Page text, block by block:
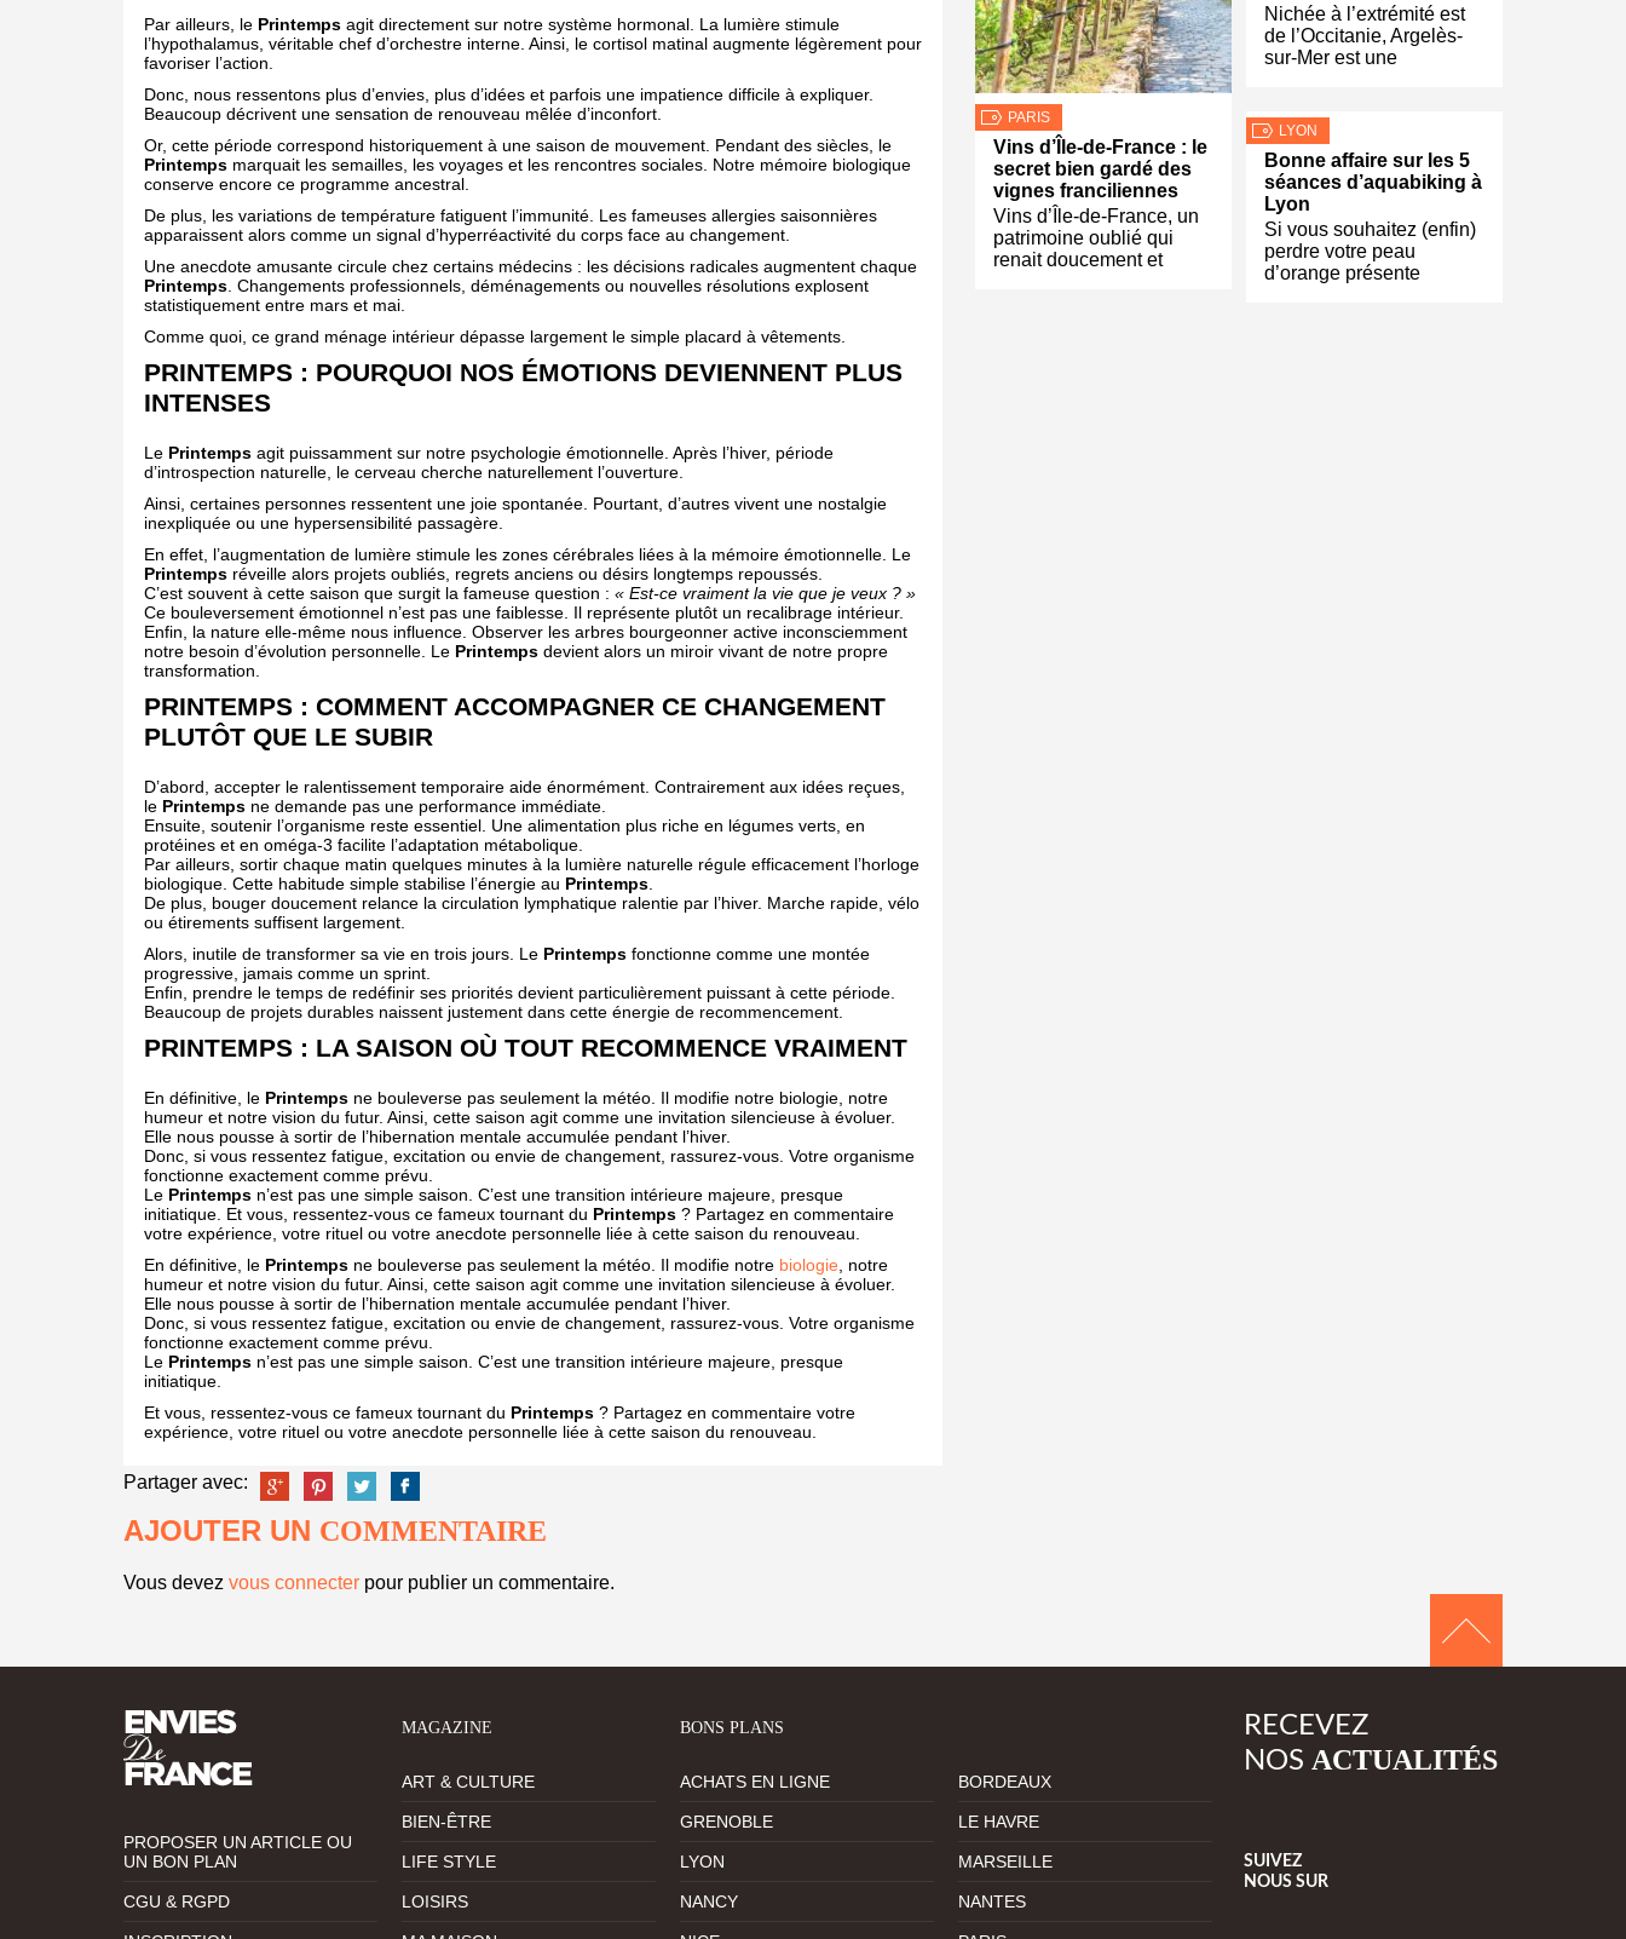
Par ailleurs, le Printemps agit directement sur notre système hormonal. La lumière stimule
l’hypothalamus, véritable chef d’orchestre interne. Ainsi, le cortisol matinal augmente légèrement pour
favoriser l’action.
Donc, nous ressentons plus d’envies, plus d’idées et parfois une impatience difficile à expliquer.
Beaucoup décrivent une sensation de renouveau mêlée d’inconfort.
Or, cette période correspond historiquement à une saison de mouvement. Pendant des siècles, le
Printemps marquait les semailles, les voyages et les rencontres sociales. Notre mémoire biologique
conserve encore ce programme ancestral.
De plus, les variations de température fatiguent l’immunité. Les fameuses allergies saisonnières
apparaissent alors comme un signal d’hyperréactivité du corps face au changement.
Une anecdote amusante circule chez certains médecins : les décisions radicales augmentent chaque
Printemps . Changements professionnels, déménagements ou nouvelles résolutions explosent
statistiquement entre mars et mai.
Comme quoi, ce grand ménage intérieur dépasse largement le simple placard à vêtements.
PRINTEMPS : POURQUOI NOS ÉMOTIONS DEVIENNENT PLUS
INTENSES
Le Printemps agit puissamment sur notre psychologie émotionnelle. Après l’hiver, période
d’introspection naturelle, le cerveau cherche naturellement l’ouverture.
Ainsi, certaines personnes ressentent une joie spontanée. Pourtant, d’autres vivent une nostalgie
inexpliquée ou une hypersensibilité passagère.
En effet, l’augmentation de lumière stimule les zones cérébrales liées à la mémoire émotionnelle. Le
Printemps réveille alors projets oubliés, regrets anciens ou désirs longtemps repoussés.
C’est souvent à cette saison que surgit la fameuse question : « Est-ce vraiment la vie que je veux ? »
Ce bouleversement émotionnel n’est pas une faiblesse. Il représente plutôt un recalibrage intérieur.
Enfin, la nature elle-même nous influence. Observer les arbres bourgeonner active inconsciemment
notre besoin d’évolution personnelle. Le Printemps devient alors un miroir vivant de notre propre
transformation.
PRINTEMPS : COMMENT ACCOMPAGNER CE CHANGEMENT
PLUTÔT QUE LE SUBIR
D’abord, accepter le ralentissement temporaire aide énormément. Contrairement aux idées reçues,
le Printemps ne demande pas une performance immédiate.
Ensuite, soutenir l’organisme reste essentiel. Une alimentation plus riche en légumes verts, en
protéines et en oméga-3 facilite l’adaptation métabolique.
Par ailleurs, sortir chaque matin quelques minutes à la lumière naturelle régule efficacement l’horloge
biologique. Cette habitude simple stabilise l’énergie au Printemps
De plus, bouger doucement relance la circulation lymphatique ralentie par l’hiver. Marche rapide, vélo
ou étirements suffisent largement.
Alors, inutile de transformer sa vie en trois jours. Le Printemps fonctionne comme une montée
progressive, jamais comme un sprint.
Enfin, prendre le temps de redéfinir ses priorités devient particulièrement puissant à cette période.
Beaucoup de projets durables naissent justement dans cette énergie de recommencement.
PRINTEMPS : LA SAISON OÙ TOUT RECOMMENCE VRAIMENT
En définitive, le Printemps ne bouleverse pas seulement la météo. Il modifie notre biologie, notre
humeur et notre vision du futur. Ainsi, cette saison agit comme une invitation silencieuse à évoluer.
Elle nous pousse à sortir de l’hibernation mentale accumulée pendant l’hiver.
Donc, si vous ressentez fatigue, excitation ou envie de changement, rassurez-vous. Votre organisme
fonctionne exactement comme prévu.
Le Printemps n’est pas une simple saison. C’est une transition intérieure majeure, presque
initiatique. Et vous, ressentez-vous ce fameux tournant du Printemps ? Partagez en commentaire
votre expérience, votre rituel ou votre anecdote personnelle liée à cette saison du renouveau.
En définitive, le Printemps ne bouleverse pas seulement la météo. Il modifie notre biologie , notre
humeur et notre vision du futur. Ainsi, cette saison agit comme une invitation silencieuse à évoluer.
Elle nous pousse à sortir de l’hibernation mentale accumulée pendant l’hiver.
Donc, si vous ressentez fatigue, excitation ou envie de changement, rassurez-vous. Votre organisme
fonctionne exactement comme prévu.
Le Printemps n’est pas une simple saison. C’est une transition intérieure majeure, presque
initiatique.
Et vous, ressentez-vous ce fameux tournant du Printemps ? Partagez en commentaire votre
expérience, votre rituel ou votre anecdote personnelle liée à cette saison du renouveau.
Partager avec:
AJOUTER UN COMMENTAIRE
Vous devez vous connecter pour publier un commentaire.
PARIS
Vins d’Île-de-France : le
secret bien gardé des
vignes franciliennes
Vins d’Île-de-France, un
patrimoine oublié qui
renait doucement et
Nichée à l’extrémité est
de l’Occitanie, Argelès-
sur-Mer est une
LYON
Bonne affaire sur les 5
séances d’aquabiking à
Lyon
Si vous souhaitez (enfin)
perdre votre peau
d’orange présente
PROPOSER UN ARTICLE OU
UN BON PLAN
CGU & RGPD
MAGAZINE
ART & CULTURE
BIEN-ÊTRE
LIFE STYLE
LOISIRS
BONS PLANS
ACHATS EN LIGNE BORDEAUX
GRENOBLE LE HAVRE
LYON MARSEILLE
NANCY NANTES
RECEVEZ
NOS ACTUALITÉS
SUIVEZ
NOUS SUR